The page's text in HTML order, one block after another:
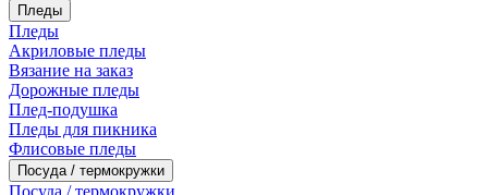
Пледы
Пледы
Акриловые пледы
Вязание на заказ
Дорожные пледы
Плед-подушка
Пледы для пикника
Флисовые пледы
Посуда / термокружки
Посуда / термокружки